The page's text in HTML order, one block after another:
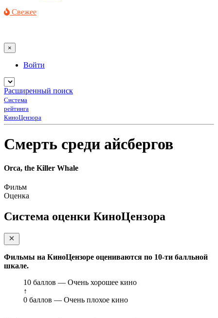
Свежее
×
Войти
Расширенный поиск
Система
рейтинга
КиноЦензора
Смерть среди айсбергов
Orca, the Killer Whale
Фильм
Оценка
Система оценки КиноЦензора
Фильмы на КиноЦензоре оцениваются по 10-ти балльной
шкале.
10 баллов — Очень хорошее кино
↑
0 баллов — Очень плохое кино